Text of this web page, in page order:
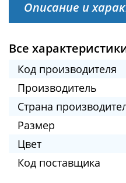
Описание и
Все
Код производителя
Производитель
Страна
Размер
Цвет
Код поставщика